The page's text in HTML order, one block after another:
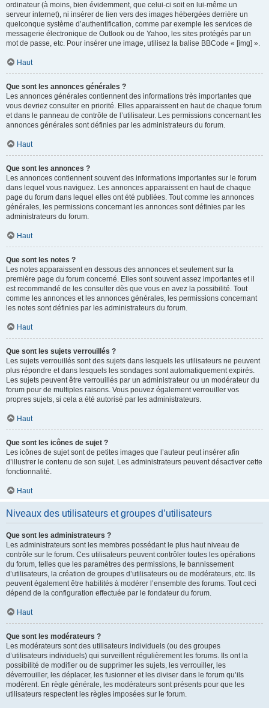
ordinateur (à moins, bien évidemment, que celui-ci soit en lui-même un
serveur internet), ni insérer de lien vers des images hébergées derrière un
quelconque système d’authentification, comme par exemple les services de
messagerie électronique de Outlook ou de Yahoo, les sites protégés par un
mot de passe, etc. Pour insérer une image, utilisez la balise BBCode « [img] ».
Haut
Que sont les annonces générales ?
Les annonces générales contiennent des informations très importantes que
vous devriez consulter en priorité. Elles apparaissent en haut de chaque forum
et dans le panneau de contrôle de l’utilisateur. Les permissions concernant les
annonces générales sont définies par les administrateurs du forum.
Haut
Que sont les annonces ?
Les annonces contiennent souvent des informations importantes sur le forum
dans lequel vous naviguez. Les annonces apparaissent en haut de chaque
page du forum dans lequel elles ont été publiées. Tout comme les annonces
générales, les permissions concernant les annonces sont définies par les
administrateurs du forum.
Haut
Que sont les notes ?
Les notes apparaissent en dessous des annonces et seulement sur la
première page du forum concerné. Elles sont souvent assez importantes et il
est recommandé de les consulter dès que vous en avez la possibilité. Tout
comme les annonces et les annonces générales, les permissions concernant
les notes sont définies par les administrateurs du forum.
Haut
Que sont les sujets verrouillés ?
Les sujets verrouillés sont des sujets dans lesquels les utilisateurs ne peuvent
plus répondre et dans lesquels les sondages sont automatiquement expirés.
Les sujets peuvent être verrouillés par un administrateur ou un modérateur du
forum pour de multiples raisons. Vous pouvez également verrouiller vos
propres sujets, si cela a été autorisé par les administrateurs.
Haut
Que sont les icônes de sujet ?
Les icônes de sujet sont de petites images que l’auteur peut insérer afin
d’illustrer le contenu de son sujet. Les administrateurs peuvent désactiver cette
fonctionnalité.
Haut
Niveaux des utilisateurs et groupes d’utilisateurs
Que sont les administrateurs ?
Les administrateurs sont les membres possédant le plus haut niveau de
contrôle sur le forum. Ces utilisateurs peuvent contrôler toutes les opérations
du forum, telles que les paramètres des permissions, le bannissement
d’utilisateurs, la création de groupes d’utilisateurs ou de modérateurs, etc. Ils
peuvent également être habilités à modérer l’ensemble des forums. Tout ceci
dépend de la configuration effectuée par le fondateur du forum.
Haut
Que sont les modérateurs ?
Les modérateurs sont des utilisateurs individuels (ou des groupes
d’utilisateurs individuels) qui surveillent régulièrement les forums. Ils ont la
possibilité de modifier ou de supprimer les sujets, les verrouiller, les
déverrouiller, les déplacer, les fusionner et les diviser dans le forum qu’ils
modèrent. En règle générale, les modérateurs sont présents pour que les
utilisateurs respectent les règles imposées sur le forum.